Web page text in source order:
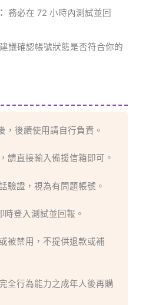
務必在 72 小時內測試並回
建議確認帳號狀態是否符合你的
，後續使用請自行負責。
請直接輸入備援信箱即可。
驗證，視為有問題帳號。
登入測試並回報。
被禁用，不提供退款或補
全行為能力之成年人後再購